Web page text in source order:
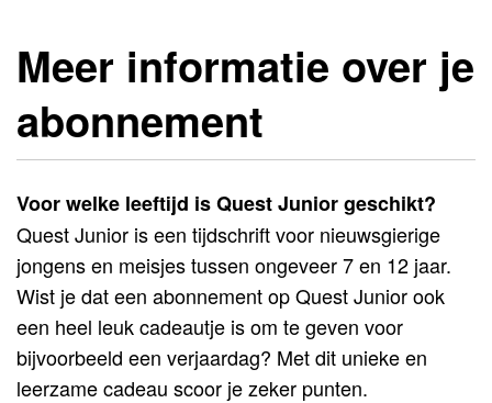
Meer informatie over je
abonnement
Voor welke leeftijd is Quest Junior geschikt?
Quest Junior is een tijdschrift voor nieuwsgierige
jongens en meisjes tussen ongeveer 7 en 12 jaar.
Wist je dat een abonnement op Quest Junior ook
een heel leuk cadeautje is om te geven voor
bijvoorbeeld een verjaardag? Met dit unieke en
leerzame cadeau scoor je zeker punten.